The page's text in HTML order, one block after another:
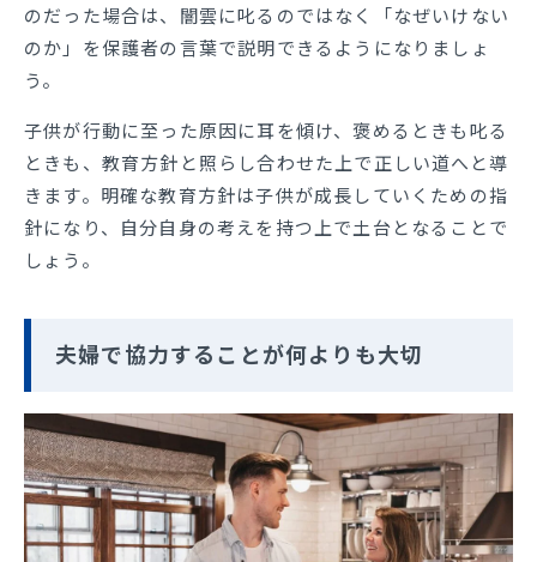
のだった場合は、闇雲に叱るのではなく「なぜいけない
のか」を保護者の言葉で説明できるようになりましょ
う。
子供が行動に至った原因に耳を傾け、褒めるときも叱る
ときも、教育方針と照らし合わせた上で正しい道へと導
きます。明確な教育方針は子供が成長していくための指
針になり、自分自身の考えを持つ上で土台となることで
しょう。
夫婦で協力することが何よりも大切